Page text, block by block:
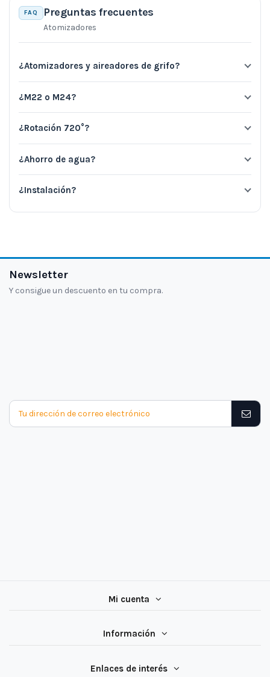
FAQ Preguntas frecuentes
Atomizadores
¿Atomizadores y aireadores de grifo?
¿M22 o M24?
¿Rotación 720°?
¿Ahorro de agua?
¿Instalación?
Newsletter
Y consigue un descuento en tu compra.
Mi cuenta
Información
Enlaces de interés